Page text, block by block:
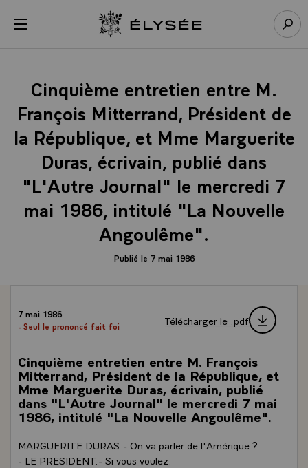
menu Retour à l’accueil Élysée
Cinquième entretien entre M.
François Mitterrand, Président de
la République, et Mme Marguerite
Duras, écrivain, publié dans
"L'Autre Journal" le mercredi 7
mai 1986, intitulé "La Nouvelle
Angoulême".
Publié le 7 mai 1986
7 mai 1986
- Seul le prononcé fait foi
Télécharger le .pdf
Cinquième entretien entre M. François
Mitterrand, Président de la République, et
Mme Marguerite Duras, écrivain, publié
dans "L'Autre Journal" le mercredi 7 mai
1986, intitulé "La Nouvelle Angoulême".
MARGUERITE DURAS.- On va parler de l'Amérique ?
- LE PRESIDENT.- Si vous voulez.
Panneau de gestion des cookies